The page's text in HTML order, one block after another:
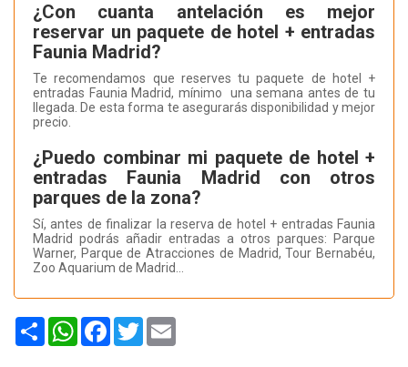
¿Con cuanta antelación es mejor
reservar un paquete de hotel + entradas
Faunia Madrid?
Te recomendamos que reserves tu paquete de hotel +
entradas Faunia Madrid, mínimo una semana antes de tu
llegada. De esta forma te asegurarás disponibilidad y mejor
precio.
¿Puedo combinar mi paquete de hotel +
entradas Faunia Madrid con otros
parques de la zona?
Sí, antes de finalizar la reserva de hotel + entradas Faunia
Madrid podrás añadir entradas a otros parques: Parque
Warner, Parque de Atracciones de Madrid, Tour Bernabéu,
Zoo Aquarium de Madrid...
Share WhatsAppFacebook
Twitter